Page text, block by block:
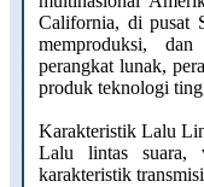
California, di pusat
memproduksi,
perangkat lunak,
produk teknologi
Karakteristik Lalu
Lalu lintas suara,
karakteristik